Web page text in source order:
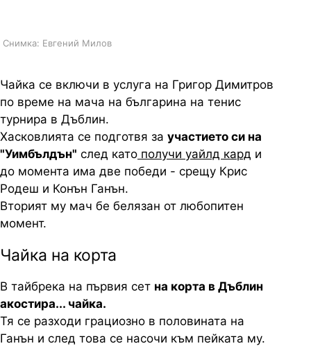
Снимка: Евгений Милов
Чайка се включи в услуга на Григор Димитров
по време на мача на българина на тенис
турнира в Дъблин.
Хасковлията се подготвя за участието си на
"Уимбълдън" след като получи уайлд кард и
до момента има две победи - срещу Крис
Родеш и Конън Ганън.
Вторият му мач бе белязан от любопитен
момент.
Чайка на корта
В тайбрека на първия сет на корта в Дъблин
акостира... чайка.
Тя се разходи грациозно в половината на
Ганън и след това се насочи към пейката му.